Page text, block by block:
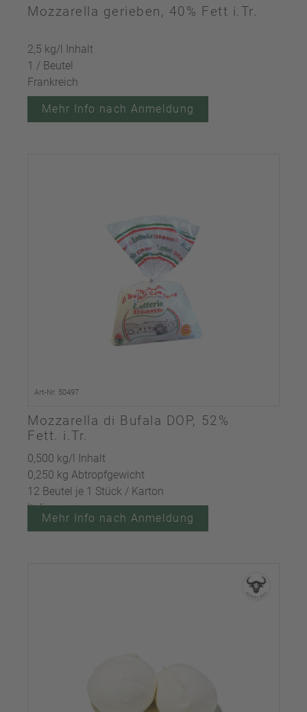
Mozzarella gerieben, 40% Fett i.Tr.
2,5 kg/l Inhalt
1 / Beutel
Frankreich
Mehr Info nach Anmeldung
Art-Nr. 50497
Mozzarella di Bufala DOP, 52%
Fett. i.Tr.
0,500 kg/l Inhalt
0,250 kg Abtropfgewicht
12 Beutel je 1 Stück / Karton
Italien
Mehr Info nach Anmeldung